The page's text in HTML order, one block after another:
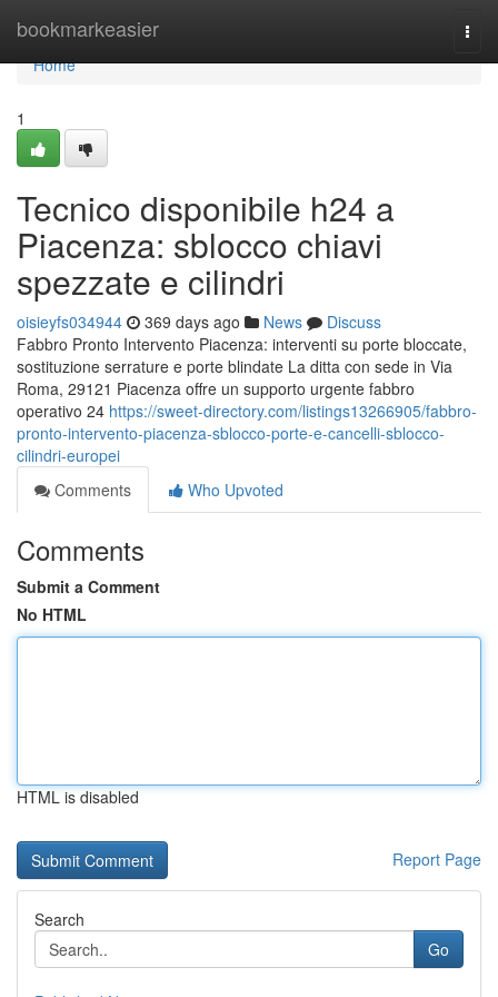
bookmarkeasier
Home
Home
1
Tecnico disponibile h24 a
Piacenza: sblocco chiavi
spezzate e cilindri
oisieyfs034944 369 days ago News
Discuss
Fabbro Pronto Intervento Piacenza: interventi su porte bloccate,
sostituzione serrature e porte blindate La ditta con sede in Via
Roma, 29121 Piacenza offre un supporto urgente fabbro
operativo 24 https://sweet-directory.com/listings13266905/fabbro-
pronto-intervento-piacenza-sblocco-porte-e-cancelli-sblocco-
cilindri-europei
Comments
Who Upvoted
Comments
Submit a Comment
No HTML
HTML is disabled
Report Page
Search
Go